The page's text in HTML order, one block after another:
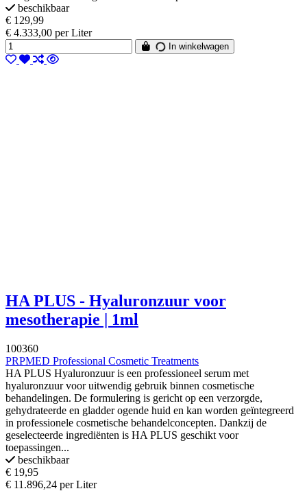
beschikbaar
€ 129,99
€ 4.333,00 per Liter
In winkelwagen
HA PLUS - Hyaluronzuur voor
mesotherapie | 1ml
100360
PRPMED Professional Cosmetic Treatments
HA PLUS Hyaluronzuur is een professioneel serum met
hyaluronzuur voor uitwendig gebruik binnen cosmetische
behandelingen. De formulering is gericht op een verzorgde,
gehydrateerde en gladder ogende huid en kan worden geïntegreerd
in professionele cosmetische behandelconcepten. Dankzij de
geselecteerde ingrediënten is HA PLUS geschikt voor
toepassingen...
beschikbaar
€ 19,95
€ 11.896,24 per Liter